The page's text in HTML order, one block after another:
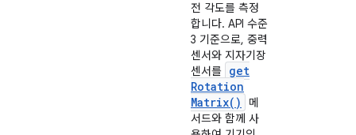
전 각도를 측정
합니다. API 수준
3 기준으로, 중력
센서와 지자기장
센서를 get
Rotation
Matrix( )
메
서드와 함께 사